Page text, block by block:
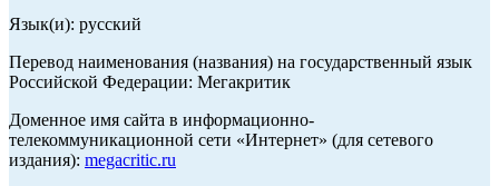
Язык(и): русский
Перевод наименования (названия) на государственный язык
Российской Федерации: Мегакритик
Доменное имя сайта в информационно-
телекоммуникационной сети «Интернет» (для сетевого
издания): megacritic.ru